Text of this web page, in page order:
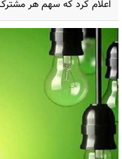
اعلام کرد که سهم هر مشترک فقط ۱۲۰